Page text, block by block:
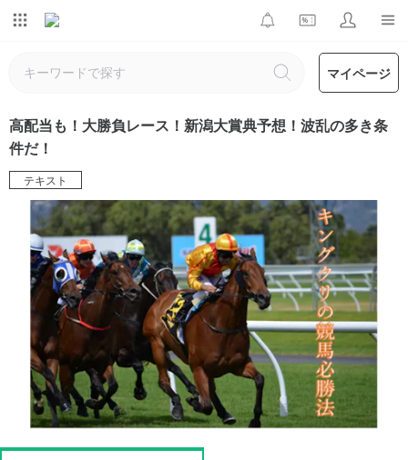
マイページ
高配当も！大勝負レース！新潟大賞典予想！波乱の多き条
件だ！
テキスト